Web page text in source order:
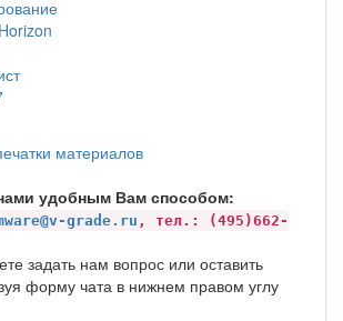
материалов
удобным Вам способом:
grade.ru , тел.: (495)662-
задать нам вопрос или оставить
форму чата в нижнем правом углу